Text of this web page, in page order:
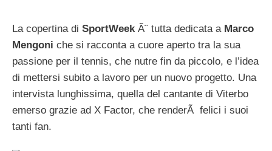
La copertina di SportWeek Ã¨ tutta dedicata a Marco
Mengoni che si racconta a cuore aperto tra la sua
passione per il tennis, che nutre fin da piccolo, e l’idea
di mettersi subito a lavoro per un nuovo progetto. Una
intervista lunghissima, quella del cantante di Viterbo
emerso grazie ad X Factor, che renderÃ felici i suoi
tanti fan.